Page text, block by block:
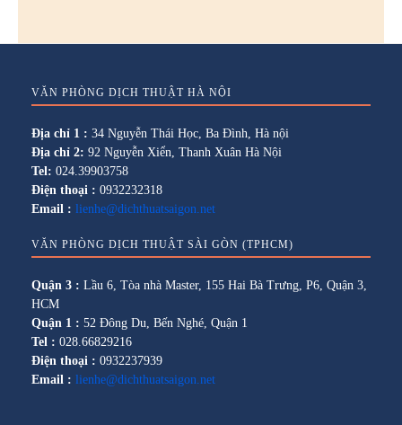
VĂN PHÒNG DỊCH THUẬT HÀ NỘI
Địa chỉ 1 : 34 Nguyễn Thái Học, Ba Đình, Hà nội
Địa chỉ 2: 92 Nguyễn Xiển, Thanh Xuân Hà Nội
Tel: 024.39903758
Điện thoại : 0932232318
Email : lienhe@dichthuatsaigon.net
VĂN PHÒNG DỊCH THUẬT SÀI GÒN (TPHCM)
Quận 3 : Lầu 6, Tòa nhà Master, 155 Hai Bà Trưng, P6, Quận 3,
HCM
Quận 1 : 52 Đông Du, Bến Nghé, Quận 1
Tel : 028.66829216
Điện thoại : 0932237939
Email : lienhe@dichthuatsaigon.net